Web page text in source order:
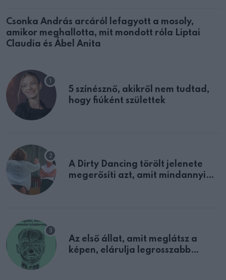
Csonka András arcáról lefagyott a mosoly,
amikor meghallotta, mit mondott róla Liptai
Claudia és Ábel Anita
5 színésznő, akikről nem tudtad,
hogy fiúként születtek
A Dirty Dancing törölt jelenete
megerősíti azt, amit mindannyian
Az első állat, amit meglátsz a
képen, elárulja legrosszabb